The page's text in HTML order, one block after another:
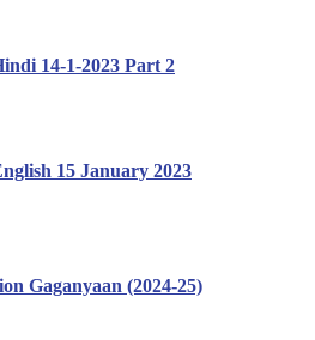
14-1-2023 Part 2
15 January 2023
Gaganyaan (2024-25)